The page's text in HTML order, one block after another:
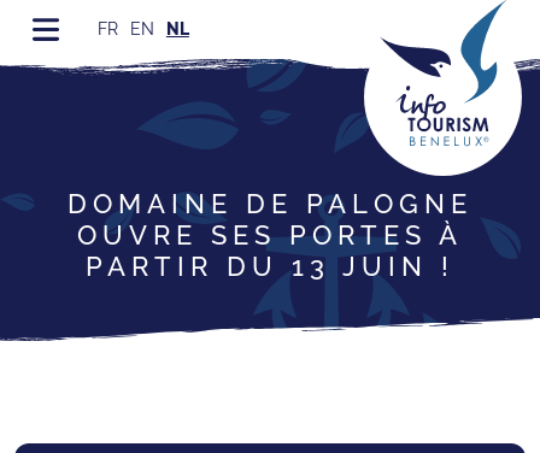
FR EN NL
DOMAINE DE PALOGNE
OUVRE SES PORTES À
PARTIR DU 13 JUIN !